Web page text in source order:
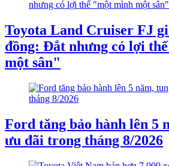
Toyota Land Cruiser FJ
đồng: Đắt nhưng có lợi
một sân"
Ford tăng bảo hành lên 5
ưu đãi trong tháng 8/2026